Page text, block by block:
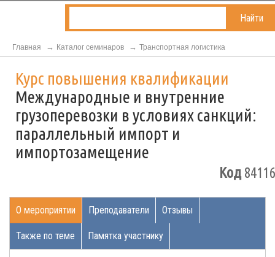
Найти
Главная Каталог семинаров Транспортная логистика
Курс повышения квалификации
Международные и внутренние
грузоперевозки в условиях санкций:
параллельный импорт и
импортозамещение
Код84116
О мероприятии Преподаватели Отзывы
Также по теме Памятка участнику